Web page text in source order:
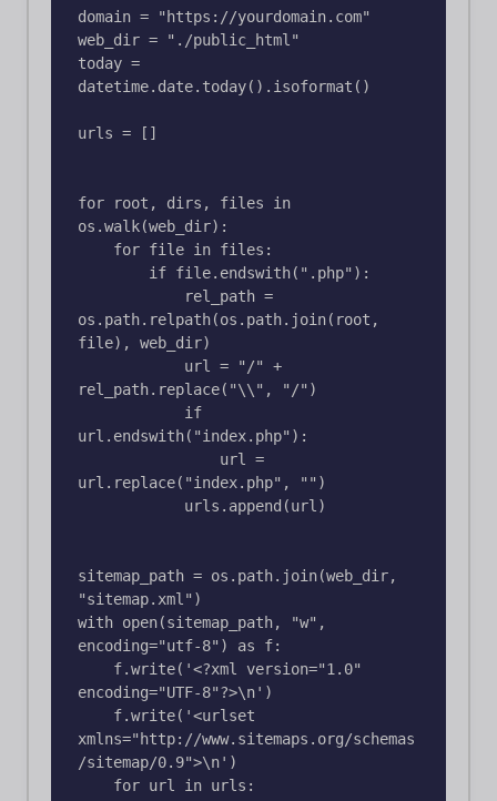
domain = "https://yourdomain.com"
web_dir = "./public_html"
today =
datetime.date.today().isoformat()
urls = []
for root, dirs, files in
os.walk(web_dir):
os.path.relpath(os.path.join(root,
file), web_dir)
rel_path.replace("\\", "/")
url.endswith("index.php"):
url.replace("index.php", "")
sitemap_path = os.path.join(web_dir,
"sitemap.xml")
with open(sitemap_path, "w",
encoding="utf-8") as f:
encoding="UTF-8"?>\n')
xmlns="http://www.sitemaps.org/schemas
/sitemap/0.9">\n')